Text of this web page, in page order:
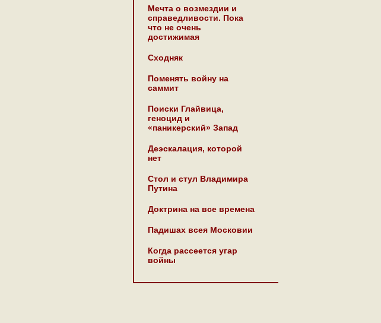
Мечта о возмездии и
справедливости. Пока
что не очень
достижимая
Сходняк
Поменять войну на
саммит
Поиски Глайвица,
геноцид и
«паникерский» Запад
Деэскалация, которой
нет
Стол и стул Владимира
Путина
Доктрина на все времена
Падишах всея Московии
Когда рассеется угар
войны